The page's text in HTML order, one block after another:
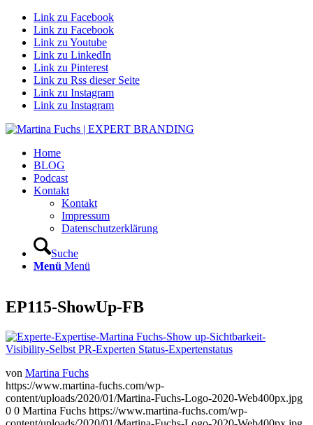
Link zu Facebook
Link zu Facebook
Link zu Youtube
Link zu LinkedIn
Link zu Pinterest
Link zu Rss dieser Seite
Link zu Instagram
Link zu Instagram
Home
BLOG
Podcast
Kontakt
Kontakt
Impressum
Datenschutzerklärung
Suche
Menü Menü
EP115-ShowUp-FB
von Martina Fuchs
https://www.martina-fuchs.com/wp-
content/uploads/2020/01/Martina-Fuchs-Logo-2020-Web400px.jpg
0 0 Martina Fuchs https://www.martina-fuchs.com/wp-